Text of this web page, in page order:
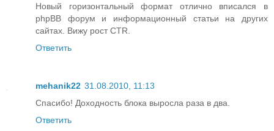
Новый горизонтальный формат отлично вписался в
phpBB форум и информационный статьи на других
сайтах. Вижу рост CTR.
Ответить
mehanik22 31.08.2010, 11:13
Спасибо! Доходность блока выросла раза в два.
Ответить